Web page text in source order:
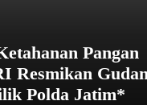
Pangan
Resmikan
Polda Jatim*